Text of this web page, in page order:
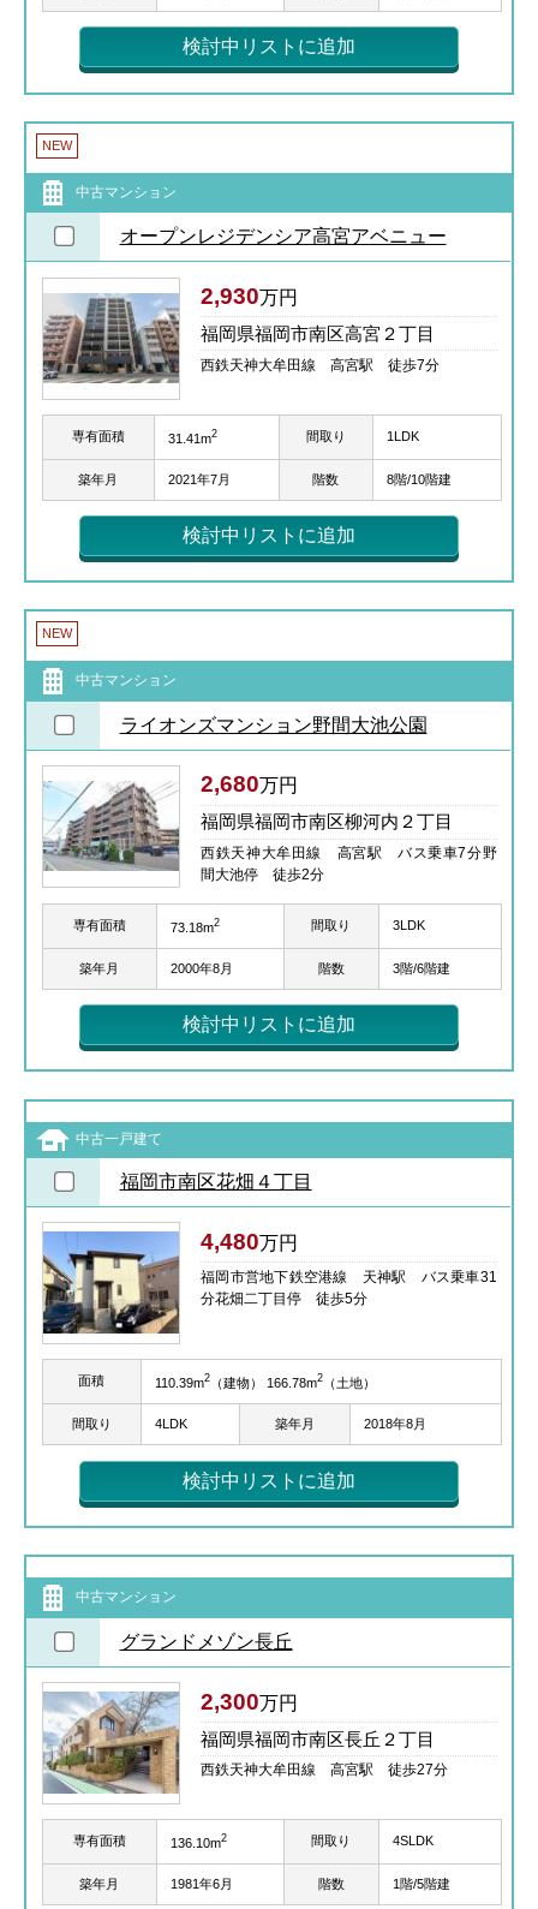
検討中リストに追加
NEW
中古マンション
オープンレジデンシア高宮アベニュー
2,930万円
福岡県福岡市南区高宮２丁目
西鉄天神大牟田線 高宮駅 徒歩7分
専有面積 31.41m2 間取り 1LDK
築年月 2021年7月 階数 8階/10階建
検討中リストに追加
NEW
中古マンション
ライオンズマンション野間大池公園
2,680万円
福岡県福岡市南区柳河内２丁目
西鉄天神大牟田線 高宮駅 バス乗車7分野
間大池停 徒歩2分
専有面積 73.18m2 間取り 3LDK
築年月 2000年8月 階数 3階/6階建
検討中リストに追加
中古一戸建て
福岡市南区花畑４丁目
4,480万円
福岡市営地下鉄空港線 天神駅 バス乗車31
分花畑二丁目停 徒歩5分
面積 110.39m2（建物） 166.78m2（土地）
間取り 4LDK 築年月 2018年8月
検討中リストに追加
中古マンション
グランドメゾン長丘
2,300万円
福岡県福岡市南区長丘２丁目
西鉄天神大牟田線 高宮駅 徒歩27分
専有面積 136.10m2 間取り 4SLDK
築年月 1981年6月 階数 1階/5階建